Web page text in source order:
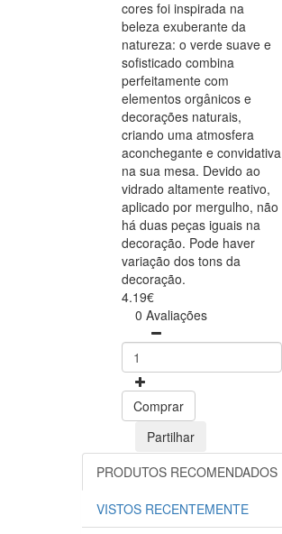
cores foi inspirada na
beleza exuberante da
natureza: o verde suave e
sofisticado combina
perfeitamente com
elementos orgânicos e
decorações naturais,
criando uma atmosfera
aconchegante e convidativa
na sua mesa. Devido ao
vidrado altamente reativo,
aplicado por mergulho, não
há duas peças iguais na
decoração. Pode haver
variação dos tons da
decoração.
4.19€
0 Avaliações
Comprar
Partilhar
PRODUTOS RECOMENDADOS
VISTOS RECENTEMENTE